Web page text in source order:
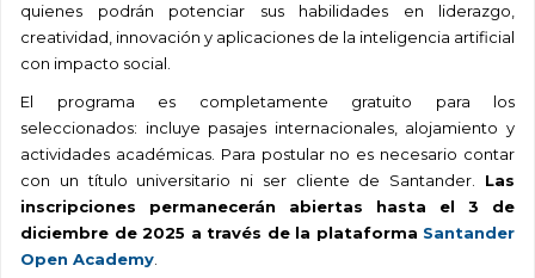
quienes podrán potenciar sus habilidades en liderazgo,
creatividad, innovación y aplicaciones de la inteligencia artificial
con impacto social.
El programa es completamente gratuito para los
seleccionados: incluye pasajes internacionales, alojamiento y
actividades académicas. Para postular no es necesario contar
con un título universitario ni ser cliente de Santander. Las
inscripciones permanecerán abiertas hasta el 3 de
diciembre de 2025 a través de la plataforma Santander
Open Academy